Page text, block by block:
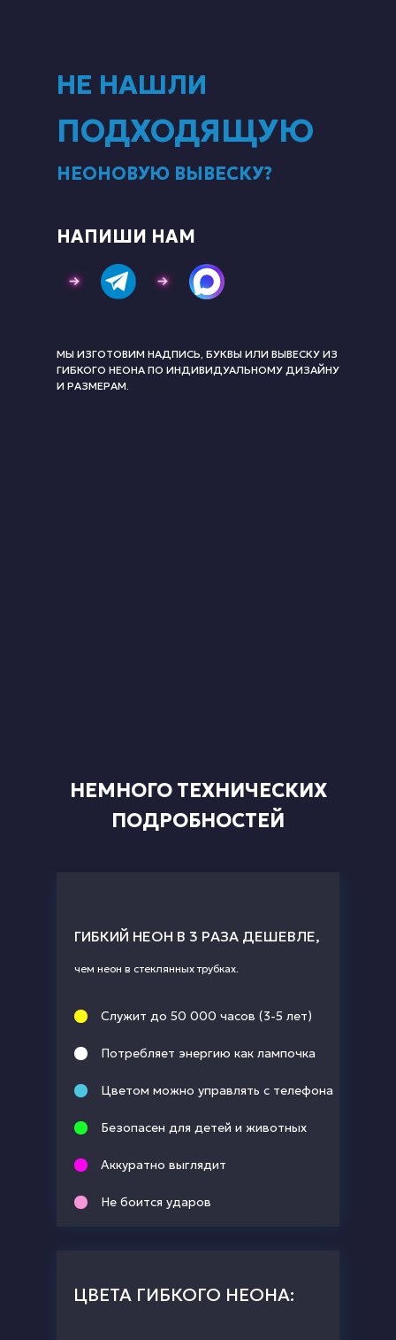
НЕ НАШЛИ
НАПИШИ НАМ
НЕОНОВУЮ ВЫВЕСКУ?
ПОДХОДЯЩУЮ
МЫ ИЗГОТОВИМ НАДПИСЬ, БУКВЫ ИЛИ ВЫВЕСКУ ИЗ
ГИБКОГО НЕОНА ПО ИНДИВИДУАЛЬНОМУ ДИЗАЙНУ
И РАЗМЕРАМ.
НЕМНОГО ТЕХНИЧЕСКИХ
ПОДРОБНОСТЕЙ
ГИБКИЙ НЕОН В 3 РАЗА ДЕШЕВЛЕ,
ЦВЕТА ГИБКОГО НЕОНА:
чем неон в стеклянных трубках.
Служит до 50 000 часов (3-5 лет)
Потребляет энергию как лампочка
Цветом можно управлять с телефона
Безопасен для детей и животных
Аккуратно выглядит
Не боится ударов